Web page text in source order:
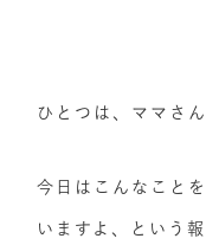
ひとつは、ママさ
今日はこんなこと
いますよ、という報